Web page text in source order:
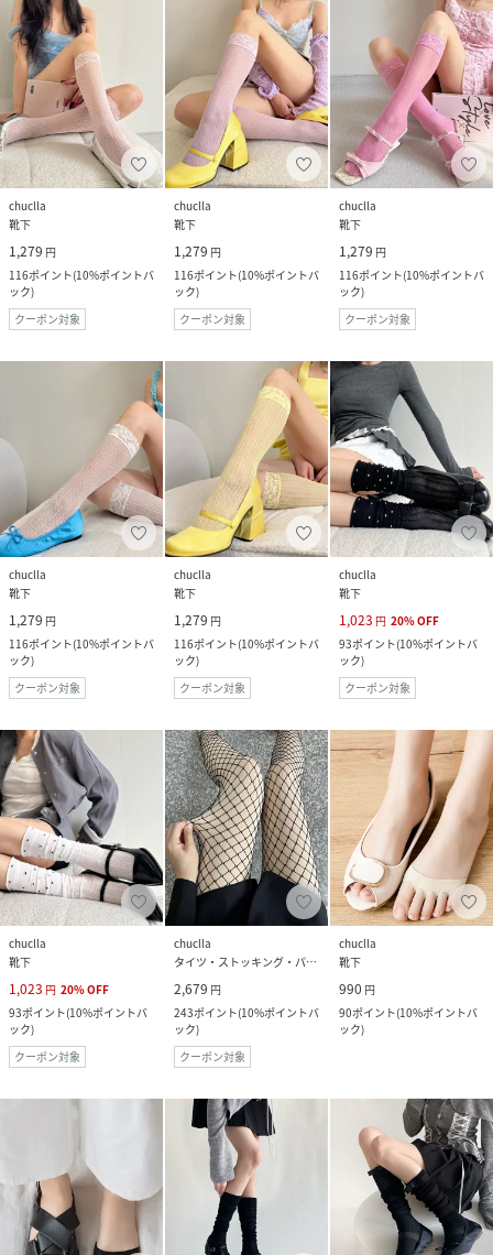
chuclla
靴下
1,279 円
116ポイント(10%ポイントバ
ック)
クーポン対象
chuclla
靴下
1,279 円
116ポイント(10%ポイントバ
ック)
クーポン対象
chuclla
靴下
1,279 円
116ポイント(10%ポイントバ
ック)
クーポン対象
chuclla
靴下
1,279 円
116ポイント(10%ポイントバ
ック)
クーポン対象
chuclla
靴下
1,279 円
116ポイント(10%ポイントバ
ック)
クーポン対象
chuclla
靴下
1,023 円 20%OFF
93ポイント(10%ポイントバ
ック)
クーポン対象
chuclla
靴下
1,023 円 20%OFF
93ポイント(10%ポイントバ
ック)
クーポン対象
chuclla
タイツ・ストッキング・パンスト
2,679 円
243ポイント(10%ポイントバ
ック)
クーポン対象
chuclla
靴下
990 円
90ポイント(10%ポイントバ
ック)